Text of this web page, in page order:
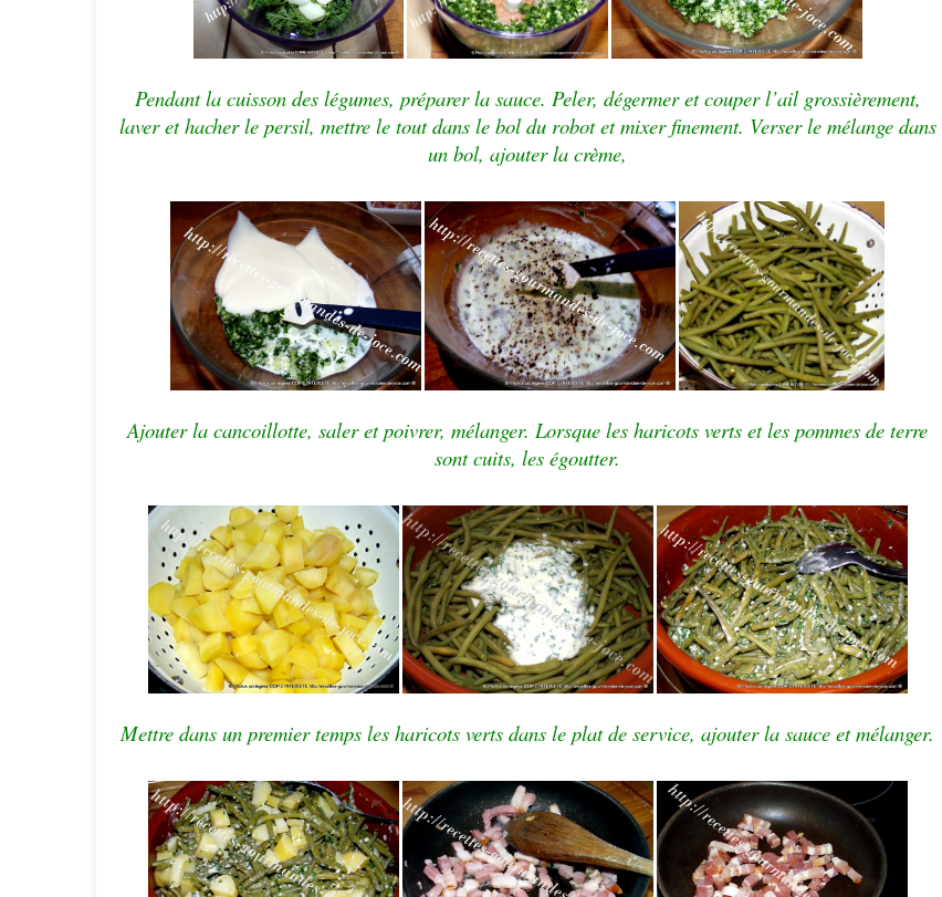
Pendant la cuisson des légumes, préparer la sauce. Peler, dégermer et couper l’ail grossièrement,
laver et hacher le persil, mettre le tout dans le bol du robot et mixer finement. Verser le mélange dans
un bol, ajouter la crème,
Ajouter la cancoillotte, saler et poivrer, mélanger. Lorsque les haricots verts et les pommes de terre
sont cuits, les égoutter.
Mettre dans un premier temps les haricots verts dans le plat de service, ajouter la sauce et mélanger.